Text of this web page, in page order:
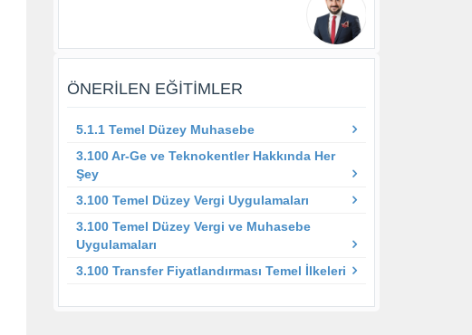
ÖNERILEN EĞITIMLER
5.1.1 Temel Düzey Muhasebe
3.100 Ar-Ge ve Teknokentler Hakkında Her
Şey
3.100 Temel Düzey Vergi Uygulamaları
3.100 Temel Düzey Vergi ve Muhasebe
Uygulamaları
3.100 Transfer Fiyatlandırması Temel İlkeleri